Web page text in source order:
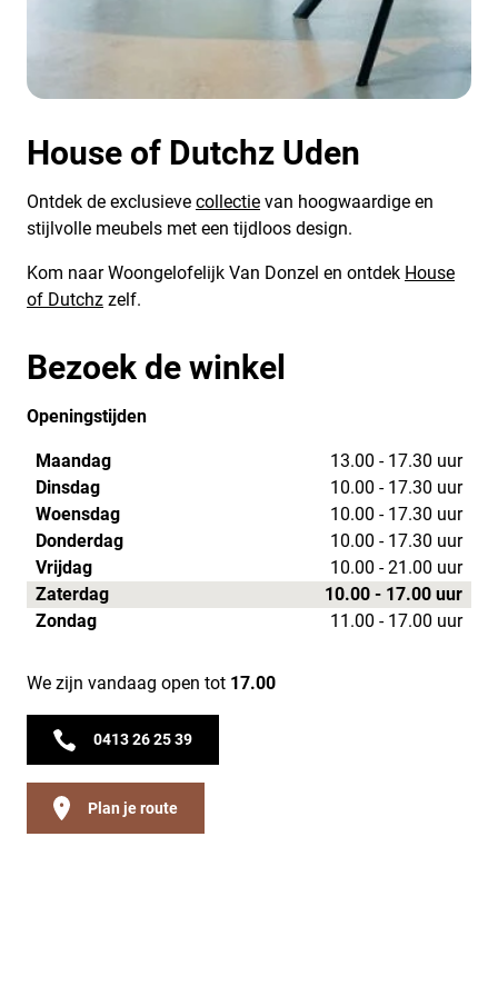
House of Dutchz Uden
Ontdek de exclusieve collectie van hoogwaardige en
stijlvolle meubels met een tijdloos design.
Kom naar Woongelofelijk Van Donzel en ontdek House
of Dutchz zelf.
Bezoek de winkel
Openingstijden
Maandag
13.00 - 17.30 uur
Dinsdag
10.00 - 17.30 uur
Woensdag
10.00 - 17.30 uur
Donderdag
10.00 - 17.30 uur
Vrijdag
10.00 - 21.00 uur
Zaterdag
10.00 - 17.00 uur
Zondag
11.00 - 17.00 uur
We zijn vandaag open tot 17.00
0413 26 25 39
Plan je route